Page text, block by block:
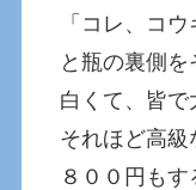
「コレ、コ
と瓶の裏側
白くて、皆で
それほど高級
８００円もす